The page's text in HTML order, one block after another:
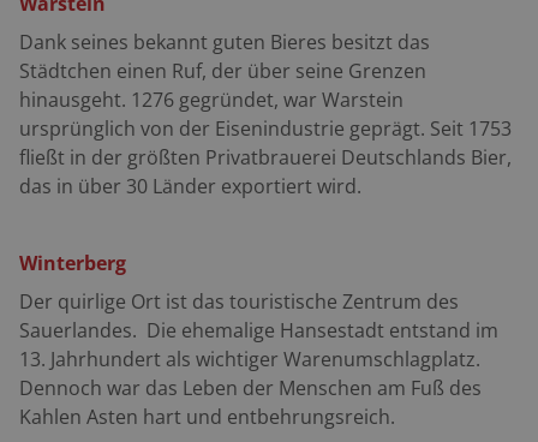
stehenden Schloss Laer einen Besuch ab. Das weiße
Wasserschloss mit seinem grauen Schieferdach
stammt aus dem 17. Jahrhundert. Highlight: Gesunder
Stollen In früheren Zeiten wurde im Kilianstollen in
Marsberg Kupfer abgebaut. Inzwischen sind die
Kumpel längst verschwunden. Die Menschen, die
heute das Bergwerk aufsuchen, leiden an Asthma,
mit Erfolg: Der Kilianstollen ist einer von zwölf
anerkannten Heilstollen in Deutschland. Roadbook:
Warstein – Hirschberg – Meschede – Eversberg –
Nuttlar – Olsberg – Gevelinghausen – Westernbödefeld
– Bremke – Dorlar – Bad Fredeburg – Ebbinghof –
Cobbenrode – Eslohe – Calle – Henne-Stausee –
Dank seines bekannt guten Bieres besitzt das
Städtchen einen Ruf, der über seine Grenzen
hinausgeht. 1276 gegründet, war Warstein
ursprünglich von der Eisenindustrie geprägt. Seit 1753
fließt in der größten Privatbrauerei Deutschlands Bier,
das in über 30 Länder exportiert wird.
Winterberg
Der quirlige Ort ist das touristische Zentrum des
Sauerlandes. Die ehemalige Hansestadt entstand im
13. Jahrhundert als wichtiger Warenumschlagplatz.
Dennoch war das Leben der Menschen am Fuß des
Kahlen Asten hart und entbehrungsreich.